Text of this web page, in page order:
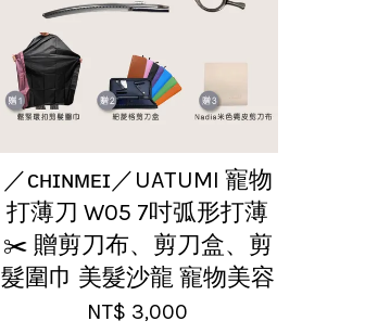
／ᴄʜɪɴᴍᴇɪ／UATUMI 寵物
打薄刀 W05 7吋弧形打薄
✂️ 贈剪刀布、剪刀盒、剪
髮圍巾 美髮沙龍 寵物美容
NT$ 3,000